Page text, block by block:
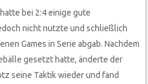
bei 2:4 einige gute
nicht nutzte und schließlich
Games in Serie abgab. Nachdem
gesetzt hatte, änderte der
seine Taktik wieder und fand